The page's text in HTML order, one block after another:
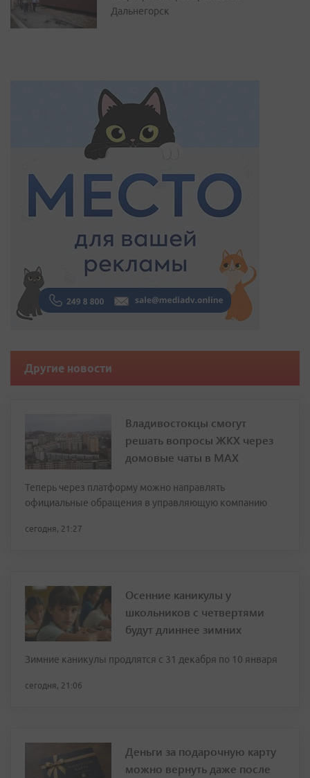
Дальнегорск
Другие новости
Владивостокцы смогут
решать вопросы ЖКХ через
домовые чаты в МАХ
Теперь через платформу можно направлять
официальные обращения в управляющую компанию
сегодня, 21:27
Осенние каникулы у
школьников с четвертями
будут длиннее зимних
Зимние каникулы продлятся с 31 декабря по 10 января
сегодня, 21:06
Деньги за подарочную карту
можно вернуть даже после